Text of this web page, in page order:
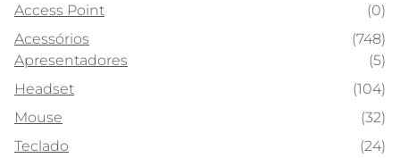
Access Point
(0)
Acessórios
(748)
Apresentadores
(5)
Headset
(104)
Mouse
(32)
Teclado
(24)